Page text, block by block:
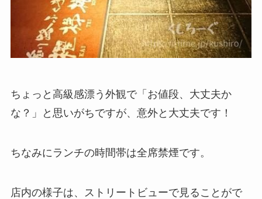
ちょっと高級感漂う外観で「お値段、大丈夫か
な？」と思いがちですが、意外と大丈夫です！
ちなみにランチの時間帯は全席禁煙です。
店内の様子は、ストリートビューで見ることがで